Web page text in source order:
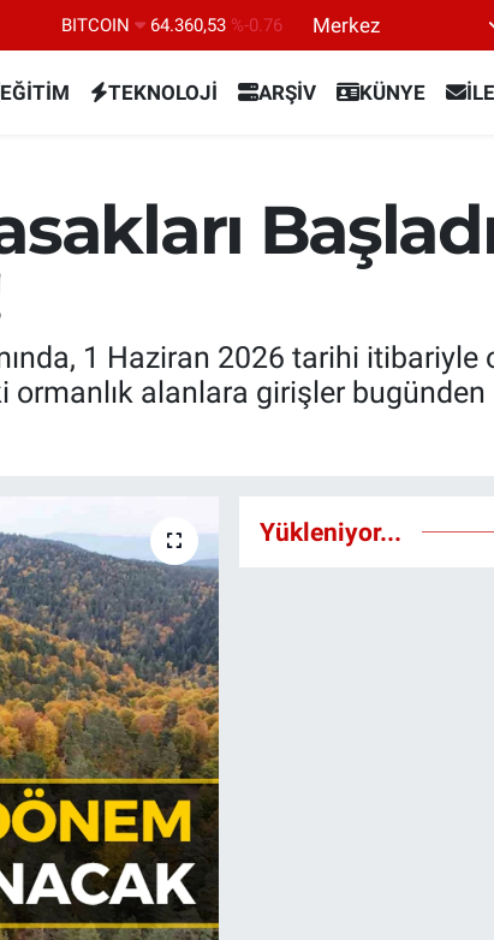
DOLAR 47,7069 %0.17
BİST100
%64
Merkez
EĞİTİM TEKNOLOJİ ARŞİV KÜNYE
1 Haziran 2026 tarihi itibariyle
alanlara girişler bugünden
Yükleniyor...